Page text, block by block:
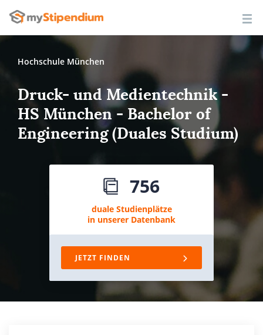
Hochschule München
Druck- und Medientechnik -
HS München - Bachelor of
Engineering (Duales Studium)
756
duale Studienplätze
in unserer Datenbank
JETZT FINDEN